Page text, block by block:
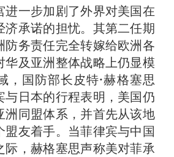
进一步加剧了外界对美国在
济承诺的担忧。其第二任期
防务责任完全转嫁给欧洲各
华及亚洲整体战略上仍显模
，国防部长皮特·赫格塞思
与日本的行程表明，美国仍
洲同盟体系，并首先从该地
盟友着手。当菲律宾与中国
际，赫格塞思声称美对菲承